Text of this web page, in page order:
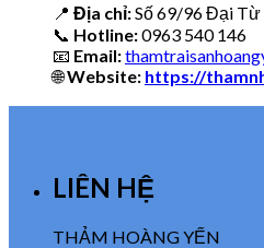
📍 Địa chỉ:Số 69/96 Đại Từ
📞 Hotline:0963 540 146
📧 Email:
🌐Website: https://
LIÊN HỆ
THẢM HOÀNG YẾN